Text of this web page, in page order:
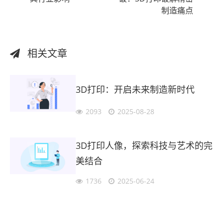
制造痛点
相关文章
3D打印：开启未来制造新时代
2093 2025-08-28
3D打印人像，探索科技与艺术的完
美结合
1736 2025-06-24